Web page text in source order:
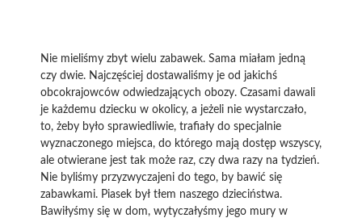
Nie mieliśmy zbyt wielu zabawek. Sama miałam jedną
czy dwie. Najczęściej dostawaliśmy je od jakichś
obcokrajowców odwiedzających obozy. Czasami dawali
je każdemu dziecku w okolicy, a jeżeli nie wystarczało,
to, żeby było sprawiedliwie, trafiały do specjalnie
wyznaczonego miejsca, do którego mają dostęp wszyscy,
ale otwierane jest tak może raz, czy dwa razy na tydzień.
Nie byliśmy przyzwyczajeni do tego, by bawić się
zabawkami. Piasek był tłem naszego dzieciństwa.
Bawiłyśmy się w dom, wytyczałyśmy jego mury w